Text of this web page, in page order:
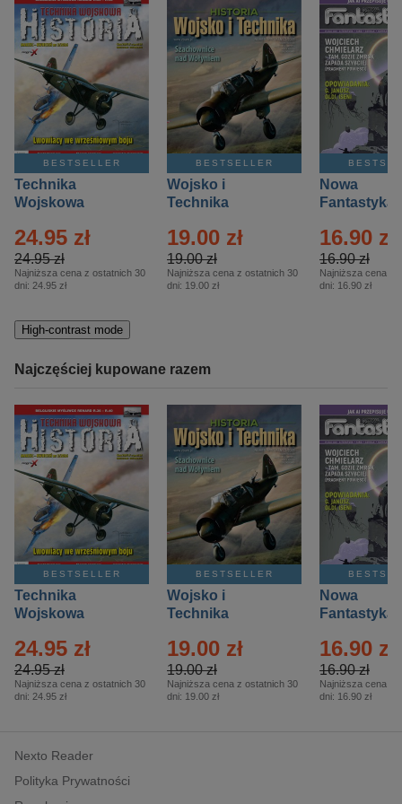
BESTSELLER
Technika
Wojskowa
– 2/2026
24.95 zł
24.95 zł
Najniższa cena z ostatnich 30
dni: 24.95 zł
BESTSELLER
Wojsko i
Technika
Specjalne –
Eprasa – 2/2026
19.00 zł
19.00 zł
Najniższa cena z ostatnich 30
dni: 19.00 zł
Nowa
Fantastyka
16.90 zł
16.90 zł
Najniższa cena z
dni: 16.90 zł
High-contrast mode
Najczęściej kupowane razem
BESTSELLER
Technika
Wojskowa
– 2/2026
24.95 zł
24.95 zł
Najniższa cena z ostatnich 30
dni: 24.95 zł
BESTSELLER
Wojsko i
Technika
Specjalne –
Eprasa – 2/2026
19.00 zł
19.00 zł
Najniższa cena z ostatnich 30
dni: 19.00 zł
Nowa
Fantastyka
16.90 zł
16.90 zł
Najniższa cena z
dni: 16.90 zł
Nexto Reader
Polityka Prywatności